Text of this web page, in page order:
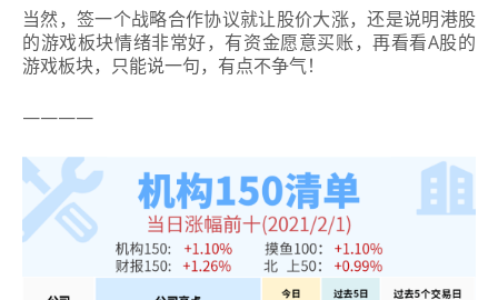
当然，签一个战略合作协议就让股价大涨，还是说明港股
的游戏板块情绪非常好，有资金愿意买账，再看看A股的
游戏板块，只能说一句，有点不争气！
————